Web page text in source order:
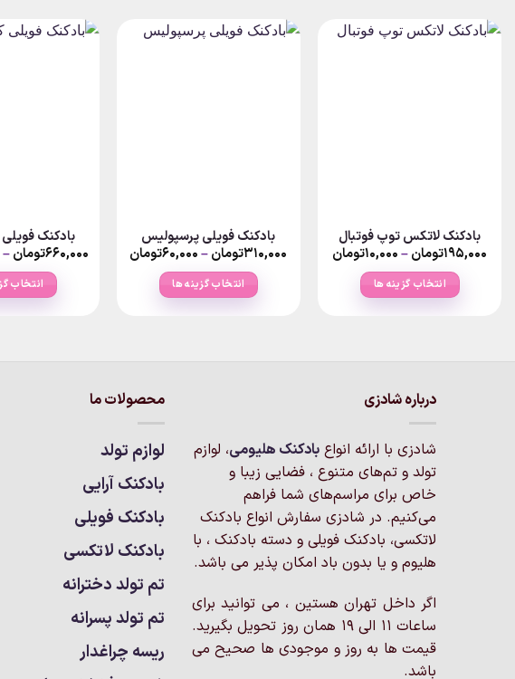
بادکنک لاتکس توپ فوتبال
۱۹۵,۰۰۰تومان– ۱۰,۰۰۰تومانPrice
range:
انتخاب گزینه ها
مختلفی
گزینه
ها
ممکن
است
در
صفحه
محصول
انتخاب
شوند
بادکنک فویلی پرسپولیس
۳۱۰,۰۰۰تومان– ۶۰,۰۰۰تومانPrice
range:
انتخاب گزینه ها
گزینه
است
در
صفحه
انتخاب
شوند
بادکنک
۶۶۰,۰۰۰تومان–
انتخاب
درباره شادزی
شادزی با ارائه انواع بادکنک‌ هلیومی، لوازم
تولد و تم‌های متنوع ، فضایی زیبا و
خاص برای مراسم‌های شما فراهم
می‌کنیم. در شادزی سفارش انواع بادکنک
لاتکسی، بادکنک فویلی و دسته بادکنک ، با
هلیوم و یا بدون باد امکان پذیر می باشد.
اگر داخل تهران هستین ، می توانید برای
ساعات 11 الی 19 همان روز تحویل بگیرید.
قیمت ها به روز و موجودی ها صحیح می
باشد.
محصولات ما
لوازم تولد
بادکنک آرایی
بادکنک فویلی
بادکنک لاتکسی
تم تولد دخترانه
تم تولد پسرانه
ریسه چراغدار